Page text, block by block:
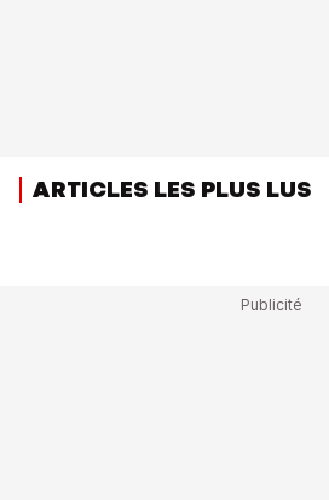
ARTICLES LES PLUS LUS